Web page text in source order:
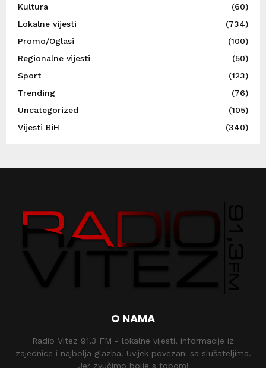
Kultura
(60)
Lokalne vijesti
(734)
Promo/Oglasi
(100)
Regionalne vijesti
(50)
Sport
(123)
Trending
(76)
Uncategorized
(105)
Vijesti BiH
(340)
O NAMA
Radio Vitez 91,3 FM - lokalne vijesti, informacije iz
zajednice i najbolja glazba. Uvijek povezani sa slušateljima.
Jer zvučimo bolje s tobom!